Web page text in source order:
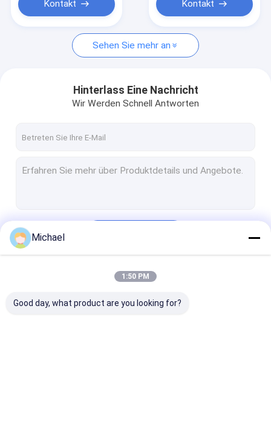
Faser-schnelles Optikverbindungsstück
Lichtwellenleiter im Freien
Innenlichtwellenleiter
Faser-Optikabschwächer
Kontakt Kontakt
Sehen Sie mehr an
Hinterlass Eine Nachricht
Wir Werden Schnell Antworten
Michael
1:50 PM
Good day, what product are you looking for?